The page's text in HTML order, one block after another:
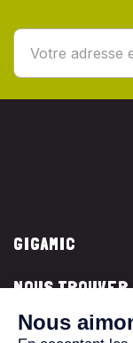
GIGAMIC
NOUS TROUVER
VOUS ÊTES...